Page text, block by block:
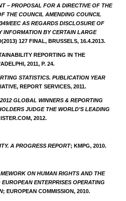
– PROPOSAL FOR A DIRECTIVE OF THE
THE COUNCIL AMENDING COUNCIL
EEC AS REGARDS DISCLOSURE OF
INFORMATION BY CERTAIN LARGE
127 FINAL, BRUSSELS, 16.4.2013.
REPORTING IN THE
2011, P. 24.
STATISTICS. PUBLICATION YEAR
REPORT SERVICES, 2011.
GLOBAL WINNERS & REPORTING
JUDGE THE WORLD’S LEADING
2012.
A PROGRESS REPORT; KMPG, 2010.
ON HUMAN RIGHTS AND THE
ENTERPRISES OPERATING
; EUROPEAN COMMISSION, 2010.